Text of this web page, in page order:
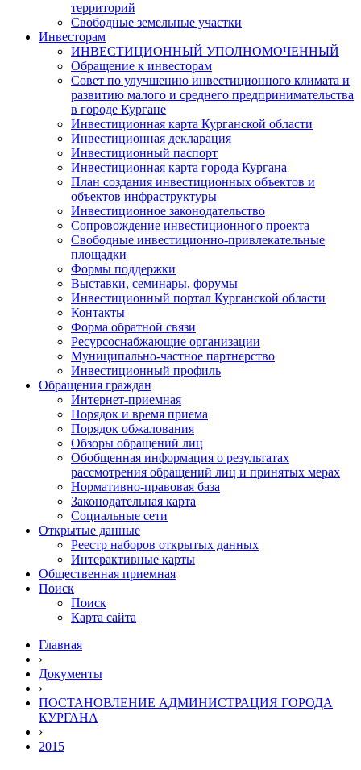
территорий
Свободные земельные участки
Инвесторам
ИНВЕСТИЦИОННЫЙ УПОЛНОМОЧЕННЫЙ
Обращение к инвесторам
Совет по улучшению инвестиционного климата и
развитию малого и среднего предпринимательства
в городе Кургане
Инвестиционная карта Курганской области
Инвестиционная декларация
Инвестиционный паспорт
Инвестиционная карта города Кургана
План создания инвестиционных объектов и
объектов инфраструктуры
Инвестиционное законодательство
Сопровождение инвестиционного проекта
Свободные инвестиционно-привлекательные
площадки
Формы поддержки
Выставки, семинары, форумы
Инвестиционный портал Курганской области
Контакты
Форма обратной связи
Ресурсоснабжающие организации
Муниципально-частное партнерство
Инвестиционный профиль
Обращения граждан
Интернет-приемная
Порядок и время приема
Порядок обжалования
Обзоры обращений лиц
Обобщенная информация о результатах
рассмотрения обращений лиц и принятых мерах
Нормативно-правовая база
Законодательная карта
Социальные сети
Открытые данные
Реестр наборов открытых данных
Интерактивные карты
Общественная приемная
Поиск
Поиск
Карта сайта
Главная
›
Документы
›
ПОСТАНОВЛЕНИЕ АДМИНИСТРАЦИЯ ГОРОДА
КУРГАНА
›
2015